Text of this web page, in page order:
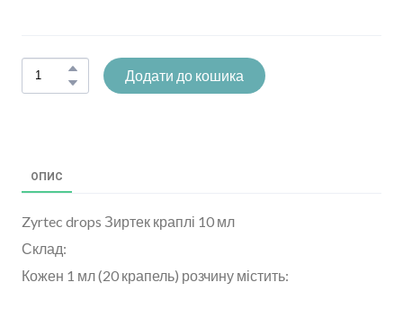
Додати до кошика
ОПИС
Zyrtec drops Зиртек краплі 10 мл
Склад:
Кожен 1 мл (20 крапель) розчину містить: